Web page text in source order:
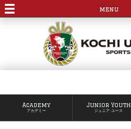
menu
Academy
アカデミー
Junior Youth
ジュニア ユース